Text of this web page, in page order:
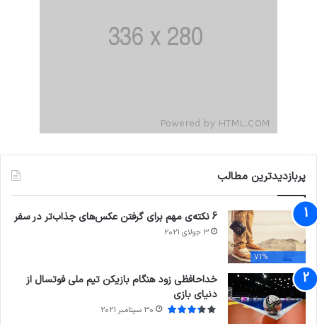
پربازدیدترین مطالب
71%
6 نکته‌ی مهم برای گرفتن عکس‌های جذاب‌تر در سفر
3 جولای 2021
خداحافظی زود هنگام بازیکن تیم ملی فوتسال از
دنیای بازی
30 سپتامبر 2021